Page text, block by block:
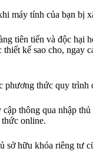
máy tính của bạn bị
tiên tiến và độc hại
kế sao cho, ngay
phương thức quy trình
thông qua nhập
online.
sở hữu khóa riêng tư